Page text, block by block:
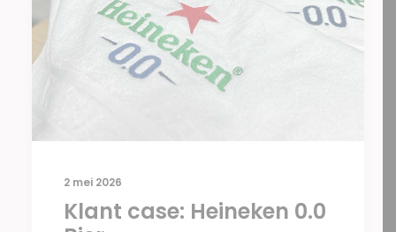
2 mei 2026
Klant case: Heineken 0.0